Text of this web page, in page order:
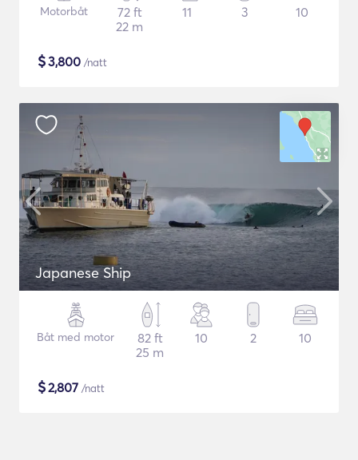
Motorbåt
72 ft
22 m
11 3 10
$3,800 /natt
Japanese Ship
Båt med motor
82 ft
25 m
10 2 10
$2,807 /natt